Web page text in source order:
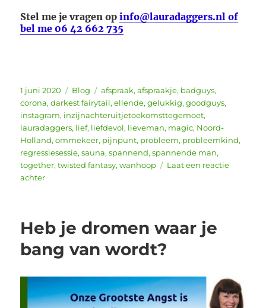
Stel me je vragen opinfo@lauradaggers.nl of
bel me 06 42 662 735
Geplaatst
op
1 juni 2020 Categorieën
Blog Tags
afspraak,afspraakje, badguys,
corona,darkest fairytail,ellende,gelukkig,goodguys,
instagram, inzijnachteruitjetoekomsttegemoet,
lauradaggers, lief, liefdevol, lieveman, magic, Noord-
Holland,ommekeer, pijnpunt, probleem, probleemkind,
regressiesessie,sauna,spannend,spannende man,
together,twisted fantasy,wanhoop
Laat een reactie
achterop
in
Van
Chaos
Rust
Heb je dromen waar je
bang van wordt?